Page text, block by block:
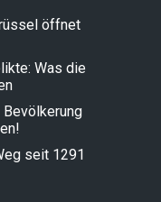
öffnet
Was die
seit 1291